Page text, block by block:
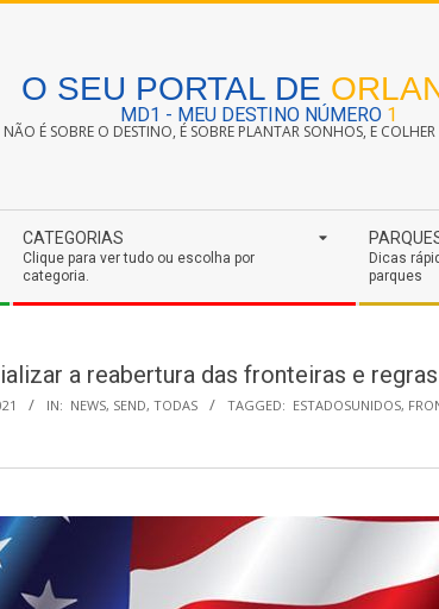
O SEU PORTAL DE
MD1 - MEU DESTINO NÚMERO 1
NÃO É SOBRE O DESTINO, É SOBRE PLANTAR SONHOS, E COLHER
CATEGORIAS
Clique para ver tudo ou escolha por
categoria.
Dicas
parques
a reabertura das fronteiras e
IN: NEWS, SEND, TODAS TAGGED: ESTADOSUNIDOS,